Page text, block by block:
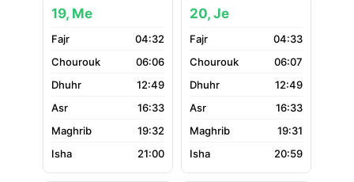
19, Me
04:32
06:06
12:49
16:33
19:32
21:00
20, Je
04:33
06:07
12:49
16:33
19:31
20:59